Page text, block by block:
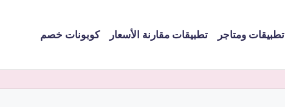
تطبيقات ومتاجر تطبيقات مقارنة الأسعار كوبونات خصم